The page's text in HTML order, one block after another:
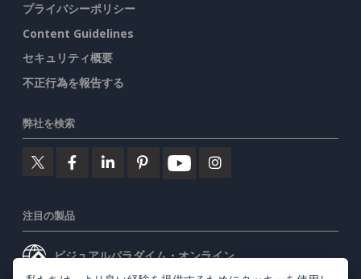
プライバシーポリシー
Content Guidelines
セキュリティ概要
不正行為を報告する
弊社を検索
注目の製品
ビジュアルパラダイム・オンライン